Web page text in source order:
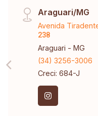
Araguari/MG
Avenida
238
Araguari - MG
(34) 3256-3006
Creci: 684-J